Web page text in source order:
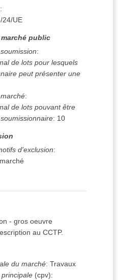
:
24/UE
public
:
de lots pour lesquels
peut présenter une
:
de lots pouvant être
: 10
d'exclusion:
- gros oeuvre
au CCTP.
du marché: Travaux
(cpv):